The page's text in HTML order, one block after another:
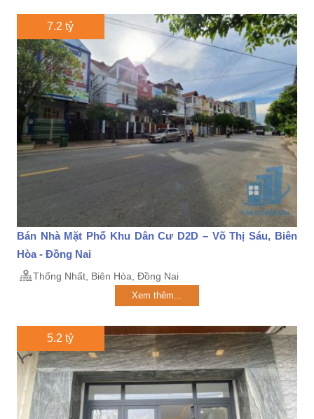
7.2 tỷ
Bán Nhà Mặt Phố Khu Dân Cư D2D – Võ Thị Sáu, Biên
Hòa - Đồng Nai
Thống Nhất, Biên Hòa, Đồng Nai
Xem thêm...
5.2 tỷ